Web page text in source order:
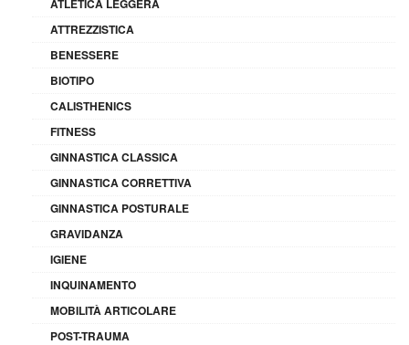
ATLETICA LEGGERA
ATTREZZISTICA
BENESSERE
BIOTIPO
CALISTHENICS
FITNESS
GINNASTICA CLASSICA
GINNASTICA CORRETTIVA
GINNASTICA POSTURALE
GRAVIDANZA
IGIENE
INQUINAMENTO
MOBILITÀ ARTICOLARE
POST-TRAUMA